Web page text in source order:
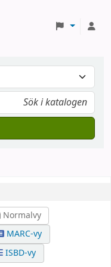
Normalvy
MARC-vy
ISBD-vy